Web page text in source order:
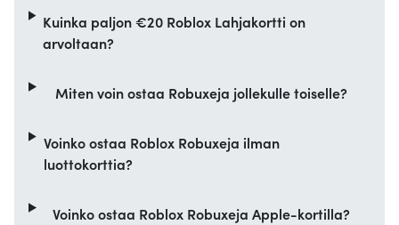
Kuinka paljon €20 Roblox Lahjakortti on
arvoltaan?
Miten voin ostaa Robuxeja jollekulle toiselle?
Voinko ostaa Roblox Robuxeja ilman
luottokorttia?
Voinko ostaa Roblox Robuxeja Apple-kortilla?